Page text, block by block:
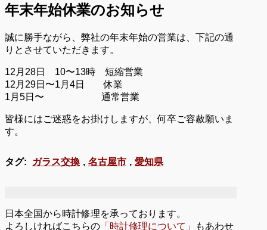
年末年始休業のお知らせ
誠に勝手ながら、弊社の年末年始の営業は、下記の通
りとさせていただきます。
12月28日 10〜13時 短縮営業
12月29日〜1月4日 休業
1月5日〜 通常営業
皆様にはご迷惑をお掛けしますが、何卒ご容赦願いま
す。
タグ: ガラス交換 , 名古屋市 , 愛知県
日本全国から時計修理を承っております。
よろしければこちらの 「時計修理について」
もあわせ